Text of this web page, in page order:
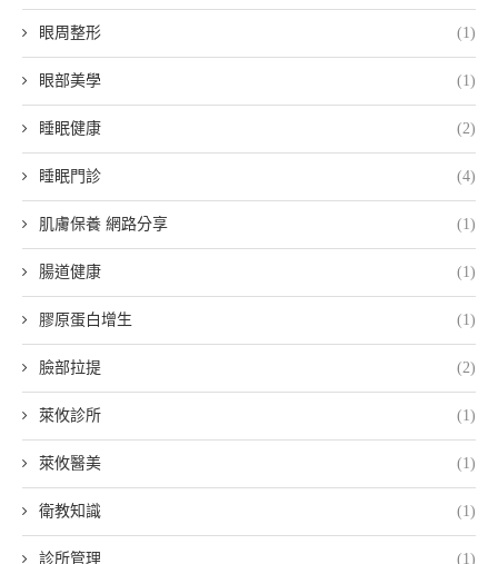
眼周整形 (1)
眼部美學 (1)
睡眠健康 (2)
睡眠門診 (4)
肌膚保養 網路分享 (1)
腸道健康 (1)
膠原蛋白增生 (1)
臉部拉提 (2)
萊攸診所 (1)
萊攸醫美 (1)
衛教知識 (1)
診所管理 (1)